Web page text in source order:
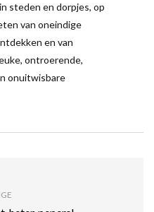
steden en dorpjes, op
van oneindige
en van
ontroerende,
onuitwisbare